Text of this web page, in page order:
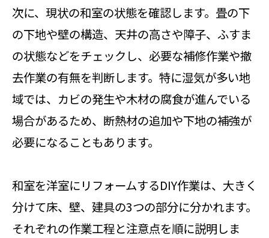
次に、現状の和室の状態を確認します。畳の下
の下地や壁の構造、天井の高さや障子、ふすま
の状態などをチェックし、必要な補修作業や撤
去作業の有無を判断します。特に湿気が多い地
域では、カビの発生や木材の腐食が進んでいる
場合があるため、断熱材の追加や下地の補強が
必要になることもあります。
和室を洋室にリフォームするDIY作業は、大きく
分けて床、壁、建具の3つの部分に分かれます。
それぞれの作業工程と注意点を順に説明しま